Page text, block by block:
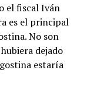
el fiscal Iván
es el principal
No son
dejado
estaría